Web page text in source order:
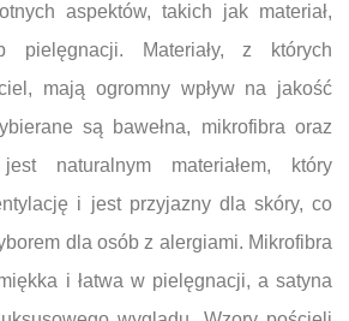
aspektów, takich jak materiał,
pielęgnacji. Materiały, z których
mają ogromny wpływ na jakość
są bawełna, mikrofibra oraz
naturalnym materiałem, który
i jest przyjazny dla skóry, co
dla osób z alergiami. Mikrofibra
i łatwa w pielęgnacji, a satyna